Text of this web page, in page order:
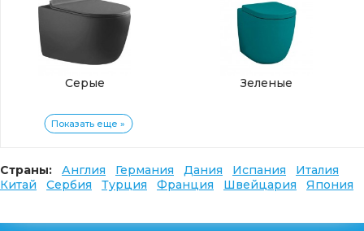
Серые Зеленые
Показать еще »
Страны: Англия Германия Дания Испания
Италия
Китай
Сербия Турция Франция Швейцария Япония